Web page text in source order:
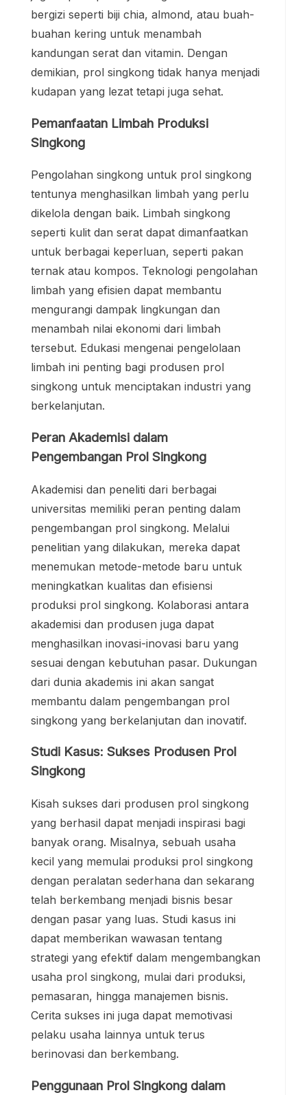
bergizi seperti biji chia, almond, atau buah-
buahan kering untuk menambah
kandungan serat dan vitamin. Dengan
demikian, prol singkong tidak hanya menjadi
kudapan yang lezat tetapi juga sehat.
Pemanfaatan Limbah Produksi
Singkong
Pengolahan singkong untuk prol singkong
tentunya menghasilkan limbah yang perlu
dikelola dengan baik. Limbah singkong
seperti kulit dan serat dapat dimanfaatkan
untuk berbagai keperluan, seperti pakan
ternak atau kompos. Teknologi pengolahan
limbah yang efisien dapat membantu
mengurangi dampak lingkungan dan
menambah nilai ekonomi dari limbah
tersebut. Edukasi mengenai pengelolaan
limbah ini penting bagi produsen prol
singkong untuk menciptakan industri yang
berkelanjutan.
Peran Akademisi dalam
Pengembangan Prol Singkong
Akademisi dan peneliti dari berbagai
universitas memiliki peran penting dalam
pengembangan prol singkong. Melalui
penelitian yang dilakukan, mereka dapat
menemukan metode-metode baru untuk
meningkatkan kualitas dan efisiensi
produksi prol singkong. Kolaborasi antara
akademisi dan produsen juga dapat
menghasilkan inovasi-inovasi baru yang
sesuai dengan kebutuhan pasar. Dukungan
dari dunia akademis ini akan sangat
membantu dalam pengembangan prol
singkong yang berkelanjutan dan inovatif.
Studi Kasus: Sukses Produsen Prol
Singkong
Kisah sukses dari produsen prol singkong
yang berhasil dapat menjadi inspirasi bagi
banyak orang. Misalnya, sebuah usaha
kecil yang memulai produksi prol singkong
dengan peralatan sederhana dan sekarang
telah berkembang menjadi bisnis besar
dengan pasar yang luas. Studi kasus ini
dapat memberikan wawasan tentang
strategi yang efektif dalam mengembangkan
usaha prol singkong, mulai dari produksi,
pemasaran, hingga manajemen bisnis.
Cerita sukses ini juga dapat memotivasi
pelaku usaha lainnya untuk terus
berinovasi dan berkembang.
Penggunaan Prol Singkong dalam